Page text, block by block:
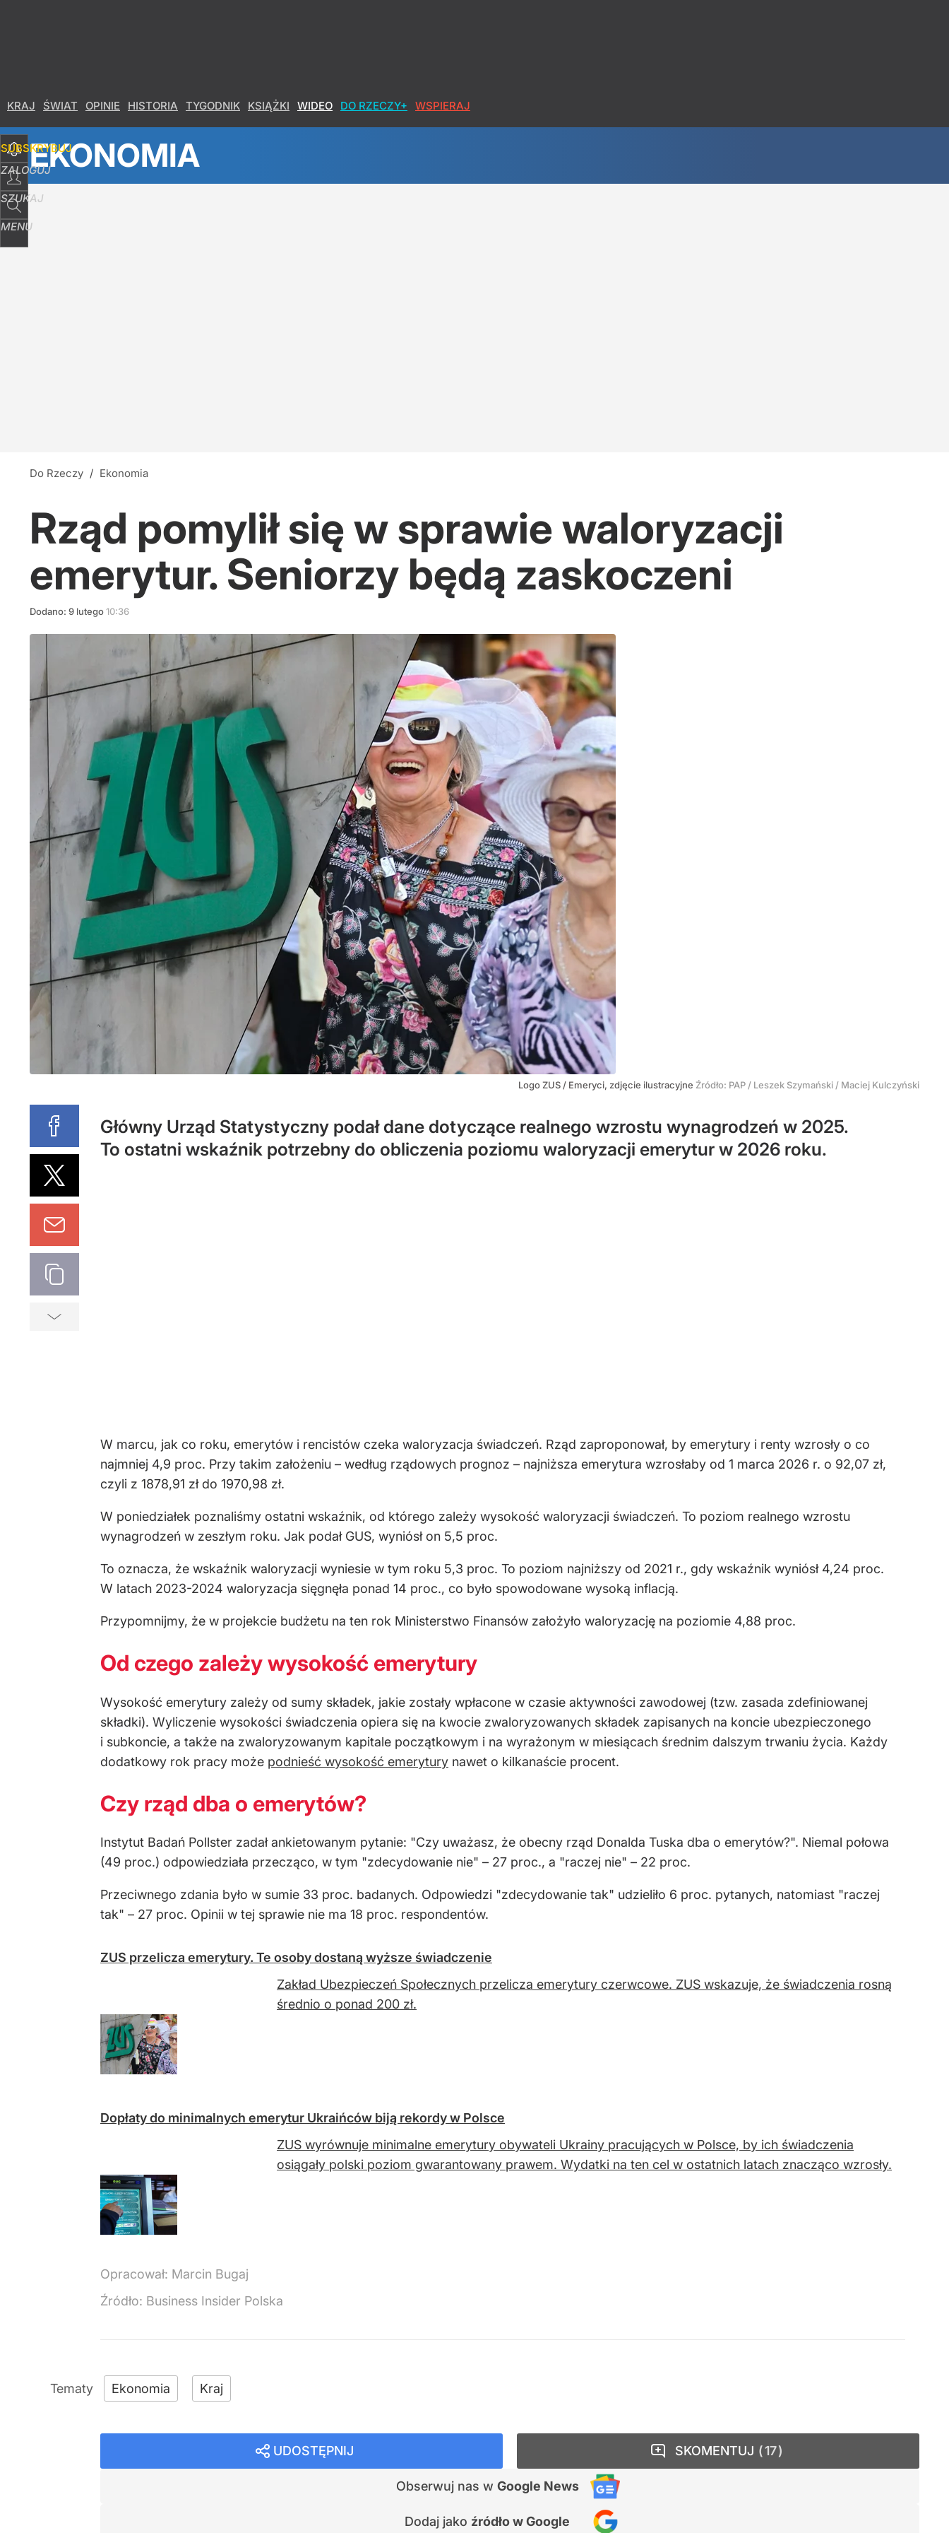
KRAJ ŚWIAT OPINIE HISTORIA TYGODNIK KSIĄŻKI WIDEO DO RZECZY+ WSPIERAJ
SUBSKRYBUJ
ZALOGUJ
SZUKAJ
MENU
EKONOMIA
Do Rzeczy / Ekonomia
Rząd pomylił się w sprawie waloryzacji
emerytur. Seniorzy będą zaskoczeni
Dodano: 9 lutego10:36
Logo ZUS / Emeryci, zdjęcie ilustracyjne Źródło: PAP / Leszek Szymański / Maciej Kulczyński
Główny Urząd Statystyczny podał dane dotyczące realnego wzrostu wynagrodzeń w 2025.
To ostatni wskaźnik potrzebny do obliczenia poziomu waloryzacji emerytur w 2026 roku.
W marcu, jak co roku, emerytów i rencistów czeka waloryzacja świadczeń. Rząd zaproponował, by emerytury i renty wzrosły o co
najmniej 4,9 proc. Przy takim założeniu – według rządowych prognoz – najniższa emerytura wzrosłaby od 1 marca 2026 r. o 92,07 zł,
czyli z 1878,91 zł do 1970,98 zł.
W poniedziałek poznaliśmy ostatni wskaźnik, od którego zależy wysokość waloryzacji świadczeń. To poziom realnego wzrostu
wynagrodzeń w zeszłym roku. Jak podał GUS, wyniósł on 5,5 proc.
To oznacza, że wskaźnik waloryzacji wyniesie w tym roku 5,3 proc. To poziom najniższy od 2021 r., gdy wskaźnik wyniósł 4,24 proc.
W latach 2023-2024 waloryzacja sięgnęła ponad 14 proc., co było spowodowane wysoką inflacją.
Przypomnijmy, że w projekcie budżetu na ten rok Ministerstwo Finansów założyło waloryzację na poziomie 4,88 proc.
Od czego zależy wysokość emerytury
Wysokość emerytury zależy od sumy składek, jakie zostały wpłacone w czasie aktywności zawodowej (tzw. zasada zdefiniowanej
składki). Wyliczenie wysokości świadczenia opiera się na kwocie zwaloryzowanych składek zapisanych na koncie ubezpieczonego
i subkoncie, a także na zwaloryzowanym kapitale początkowym i na wyrażonym w miesiącach średnim dalszym trwaniu życia. Każdy
dodatkowy rok pracy może podnieść wysokość emerytury nawet o kilkanaście procent.
Czy rząd dba o emerytów?
Instytut Badań Pollster zadał ankietowanym pytanie: "Czy uważasz, że obecny rząd Donalda Tuska dba o emerytów?". Niemal połowa
(49 proc.) odpowiedziała przecząco, w tym "zdecydowanie nie" – 27 proc., a "raczej nie" – 22 proc.
Przeciwnego zdania było w sumie 33 proc. badanych. Odpowiedzi "zdecydowanie tak" udzieliło 6 proc. pytanych, natomiast "raczej
tak" – 27 proc. Opinii w tej sprawie nie ma 18 proc. respondentów.
ZUS przelicza emerytury. Te osoby dostaną wyższe świadczenie
Zakład Ubezpieczeń Społecznych przelicza emerytury czerwcowe. ZUS wskazuje, że świadczenia rosną
średnio o ponad 200 zł.
Dopłaty do minimalnych emerytur Ukraińców biją rekordy w Polsce
ZUS wyrównuje minimalne emerytury obywateli Ukrainy pracujących w Polsce, by ich świadczenia
osiągały polski poziom gwarantowany prawem. Wydatki na ten cel w ostatnich latach znacząco wzrosły.
Opracował: Marcin Bugaj
Źródło: Business Insider Polska
Ekonomia Kraj
UDOSTĘPNIJ
Obserwuj nas w Google News
Dodaj jako źródło w Google
SKOMENTUJ 17